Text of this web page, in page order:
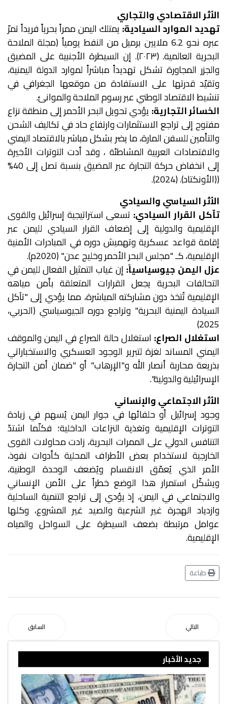
الأثر الاقتصادي والتجاري
تهديد الموارد السيادية:يمتلك اليمن ممراً بحرياً فريداً تمرّ
عبره نحو 6.2 ملايين برميل من النفط يومياً (مجلة الملاحة
البحرية العالمية. (٢٠٢٣). إن السيطرة الأجنبية على المضيق
والجزر المجاورة تشكل تهديداً مباشراً لموارد الدولة اليمنية،
وتقيّد قدرتها على الاستفادة من موقعها الجغرافي في
تنشيط الاقتصاد الوطني عبر رسوم الملاحة والموانئ.
الخسائر التجارية:يؤدي تحويل البحر الأحمر إلى منطقة نزاع
مفتوح إلى تراجع الاستثمارات وارتفاع حاد في تكاليف الشحن
والتأمين للسفن المارة، ما يضر بشكل مباشر بالاقتصاد اليمني
والاقتصادات العربية المشاطئة ، وقد أدت التوترات الأخيرة
إلى انخفاض حركة التجارة عبر المضيق بنسبة تصل إلى 40%
((الأونكتاد). (2024).
الأثر السياسي والسيادي
تآكل القرار السيادي: تسعى استراتيجية إسرائيل والقوى
الإقليمية والدولية إلى إضعاف القرار السيادي لليمن عبر
إقامة قواعد عسكرية وتهميش دوره في المبادرات الأمنية
الإقليمية، كـ "مجلس البحر الأحمر وخليج عدن" (2020م).
عزل اليمن جيوسياسياً: إن غياب التمثيل الفعال لليمن في
التحالفات البحرية يجعل القرارات المتعلقة بأمن مياهه
الإقليمية تُتخذ دون مشاركته المباشرة، مما يؤدي إلى "تآكل
السيادة اليمنية البحرية" وتراجع دوره الجيوسياسي (الحربي،
2025)
استغلال الصراع: استغلال حالة الصراع في اليمن والموقف
اليمني المساند لغزة لتبرير الوجود العسكري والاستخباراتي
بذريعة محاربة أنصار الله و"الإرهاب" أو "ضمان أمن التجارة
الإسرائيلية والدولية".
الأثر الاجتماعي والإنساني
وجود إسرائيل أو حلفائها في جوار اليمن يُسهم في زيادة
التوترات الإقليمية وتغذية النزاعات الداخلية؛ فكلّما اشتدّ
التنافس الدولي على الممرات البحرية، زادت محاولات القوى
الخارجية لاستخدام بعض الأطراف المحلية كأدوات نفوذ،
الأمر الذي يُعمّق الانقسام ويُضعف الوحدة الوطنية،
ويشكّل استمرار هذا الوضع خطراً على الأمن الإنساني
والاجتماعي في اليمن، إذ يؤدي إلى تراجع التنمية الساحلية
وازدياد الهجرة غير الشرعية والصيد غير المشروع، وكلها
عوامل مرتبطة بضعف السيطرة على السواحل والمياه
الإقليمية.
طباعة
السابق التالي
جديد الأخبار